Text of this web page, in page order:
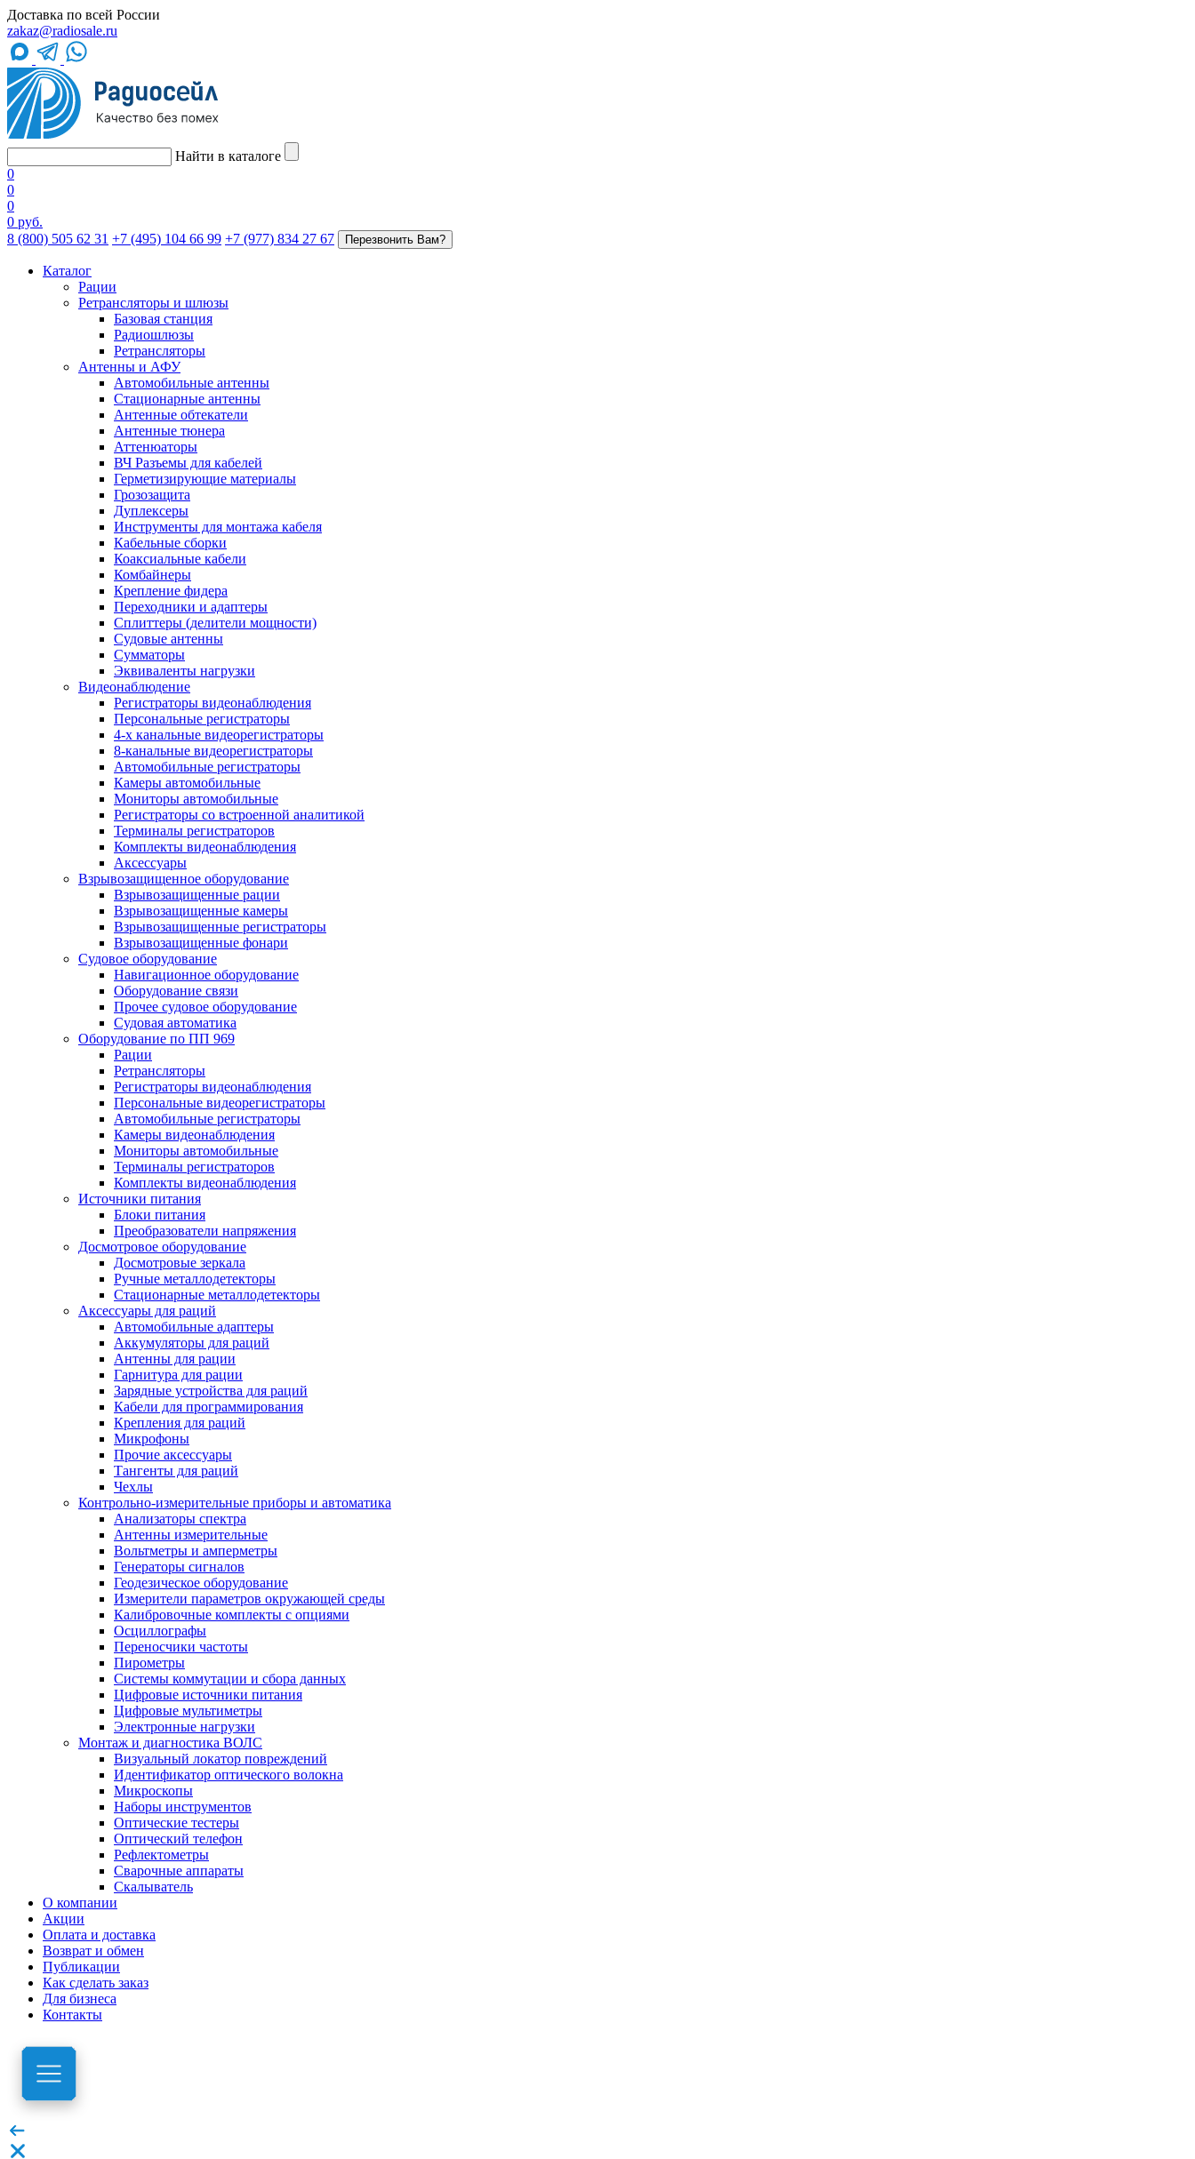
Доставка по всей России
zakaz@radiosale.ru
Найти в каталоге
0
0
0
0 руб.
8 (800) 505 62 31 +7 (495) 104 66 99 +7 (977) 834 27 67 Перезвонить Вам?
Каталог
Рации
Ретрансляторы и шлюзы
Базовая станция
Радиошлюзы
Ретрансляторы
Антенны и АФУ
Автомобильные антенны
Стационарные антенны
Антенные обтекатели
Антенные тюнера
Аттенюаторы
ВЧ Разъемы для кабелей
Герметизирующие материалы
Грозозащита
Дуплексеры
Инструменты для монтажа кабеля
Кабельные сборки
Коаксиальные кабели
Комбайнеры
Крепление фидера
Переходники и адаптеры
Сплиттеры (делители мощности)
Судовые антенны
Сумматоры
Эквиваленты нагрузки
Видеонаблюдение
Регистраторы видеонаблюдения
Персональные регистраторы
4-х канальные видеорегистраторы
8-канальные видеорегистраторы
Автомобильные регистраторы
Камеры автомобильные
Мониторы автомобильные
Регистраторы со встроенной аналитикой
Терминалы регистраторов
Комплекты видеонаблюдения
Аксессуары
Взрывозащищенное оборудование
Взрывозащищенные рации
Взрывозащищенные камеры
Взрывозащищенные регистраторы
Взрывозащищенные фонари
Судовое оборудование
Навигационное оборудование
Оборудование связи
Прочее судовое оборудование
Судовая автоматика
Оборудование по ПП 969
Рации
Ретрансляторы
Регистраторы видеонаблюдения
Персональные видеорегистраторы
Автомобильные регистраторы
Камеры видеонаблюдения
Мониторы автомобильные
Терминалы регистраторов
Комплекты видеонаблюдения
Источники питания
Блоки питания
Преобразователи напряжения
Досмотровое оборудование
Досмотровые зеркала
Ручные металлодетекторы
Стационарные металлодетекторы
Аксессуары для раций
Автомобильные адаптеры
Аккумуляторы для раций
Антенны для рации
Гарнитура для рации
Зарядные устройства для раций
Кабели для программирования
Крепления для раций
Микрофоны
Прочие аксессуары
Тангенты для раций
Чехлы
Контрольно-измерительные приборы и автоматика
Анализаторы спектра
Антенны измерительные
Вольтметры и амперметры
Генераторы сигналов
Геодезическое оборудование
Измерители параметров окружающей среды
Калибровочные комплекты с опциями
Осциллографы
Переносчики частоты
Пирометры
Системы коммутации и сбора данных
Цифровые источники питания
Цифровые мультиметры
Электронные нагрузки
Монтаж и диагностика ВОЛС
Визуальный локатор повреждений
Идентификатор оптического волокна
Микроскопы
Наборы инструментов
Оптические тестеры
Оптический телефон
Рефлектометры
Сварочные аппараты
Скалыватель
О компании
Акции
Оплата и доставка
Возврат и обмен
Публикации
Как сделать заказ
Для бизнеса
Контакты